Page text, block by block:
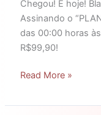
Chegou! É hoje!
Assinando o
das 00:00 horas
R$99,90!
Read More »